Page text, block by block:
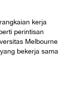
kerja
perintisan
Melbourne
bekerja sama